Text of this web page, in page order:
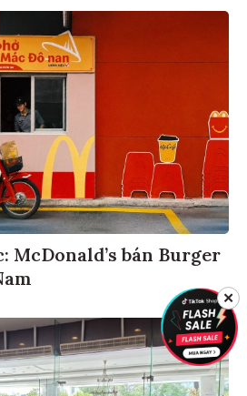
McDonald’s bán Burger
✕